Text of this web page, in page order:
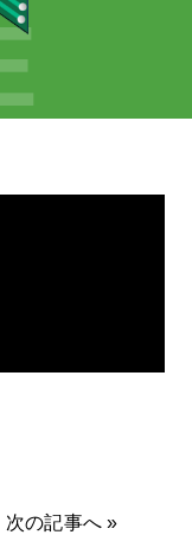
次の記事へ»